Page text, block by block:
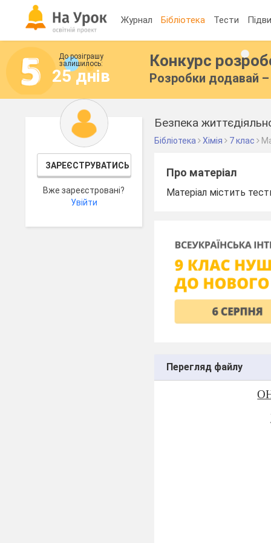
Журнал Бібліотека Тести
До розіграшу
залишилось:
25 днів
Конкурс
Розробки додавай –
ЗАРЕЄСТРУВАТИСЬ
Вже зареєстровані?
Увійти
Безпека
Бібліотека Хімія 7 клас
Про матеріал
Матеріал містить
Перегляд файлу